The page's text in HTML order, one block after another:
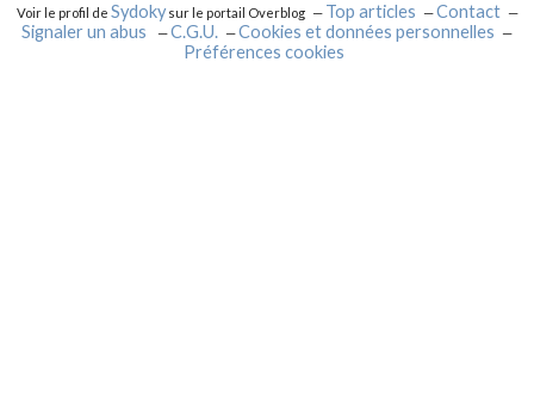
Voir le profil de Sydokysur le portail Overblog Top articles
Contact
Signaler un abus
C.G.U.
Cookies et données personnelles
Préférences cookies